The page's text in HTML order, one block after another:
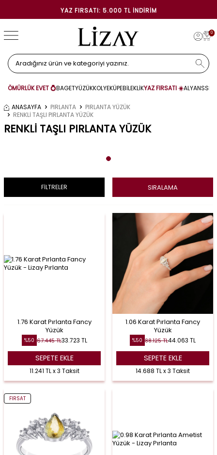
YAZ FIRSATI: 5.000 TL İNDIRIM
0
ÖMÜRLÜK EVET 💍BAGETYÜZÜKKOLYEKÜPEBİLEKLİKYAZ FIRSATI ☀️ALYANS
ANASAYFA PIRLANTA
PIRLANTA YÜZÜK
RENKLİ TAŞLI PIRLANTA YÜZÜK
RENKLİ TAŞLI PIRLANTA YÜZÜK
FİLTRELER SIRALAMA
1.76 Karat Pırlanta Fancy
Yüzük
%50 67.445TL33.723 TL
SEPETE EKLE
11.241 TL x 3 Taksit
1.06 Karat Pırlanta Fancy
Yüzük
%50 88.125TL44.063 TL
SEPETE EKLE
14.688 TL x 3 Taksit
FIRSAT